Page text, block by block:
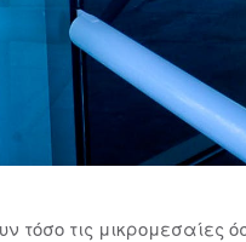
τις μικρομεσαίες